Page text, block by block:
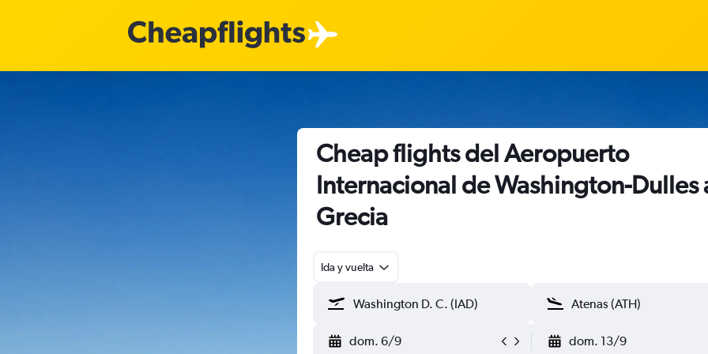
Cheap flights del Aeropuerto
Internacional de Washington-Dulles
Grecia
Ida y vuelta
dom. 6/9 dom. 13/9